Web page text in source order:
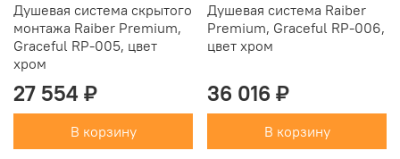
Душевая система скрытого
монтажа Raiber Premium,
Graceful RP-005, цвет
хром
27 554 ₽
В корзину
Душевая система Raiber
Premium, Graceful RP-006,
цвет хром
36 016 ₽
В корзину